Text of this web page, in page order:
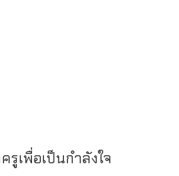
เพื่อเป็นกำลังใจ